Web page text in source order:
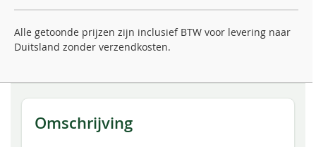
Alle getoonde prijzen zijn inclusief BTW voor levering naar
Duitsland zonder verzendkosten.
Omschrijving